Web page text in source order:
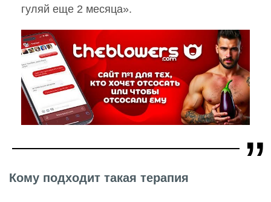
гуляй еще 2 месяца».
Кому подходит такая терапия